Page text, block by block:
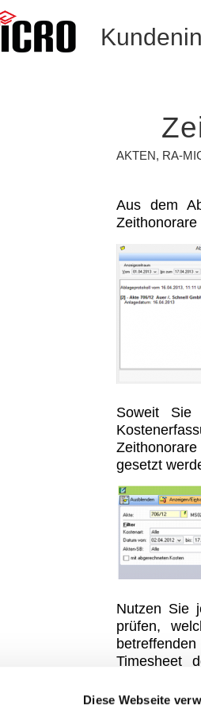
Diese Webseite
AKTEN, RA-
Aus dem
Soweit
gesetzt
Nutzen Sie
prüfen,
Timesheet